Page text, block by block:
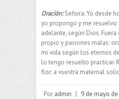
Oración:Señora: Yo desde
yo propongo y me resuelvo
adelante, según Dios.
propio y pasiones malas:
mi vida según los eternos
lo tengo resuelto practicar.
flor; a vuestra maternal
Por admin | 9 de mayo